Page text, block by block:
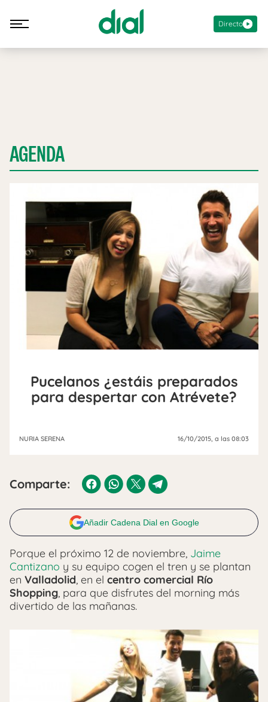
Directo
AGENDA
Pucelanos ¿estáis preparados
para despertar con Atrévete?
NURIA SERENA 16/10/2015 , a las 08:03
Comparte:
Añadir Cadena Dial en Google
Porque el próximo 12 de noviembre, Jaime
Cantizano y su equipo cogen el tren y se plantan
en Valladolid, en el centro comercial Río
Shopping, para que disfrutes del morning más
divertido de las mañanas.